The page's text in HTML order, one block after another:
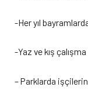
-Her yıl
-Yaz ve kış
– Parklarda işçilerin